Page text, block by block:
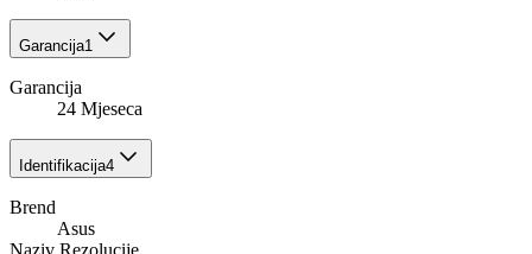
Garancija1
Garancija
24 Mjeseca
Identifikacija4
Brend
Asus
Naziv Rezolucije